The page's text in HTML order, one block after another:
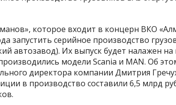
которое входит в концерн ВКО
запустить серийное производство
автозавод). Их выпуск будет налажен
модели Scania и MAN. Об
директора компании Дмитрия
в производство составили 6,5 млрд